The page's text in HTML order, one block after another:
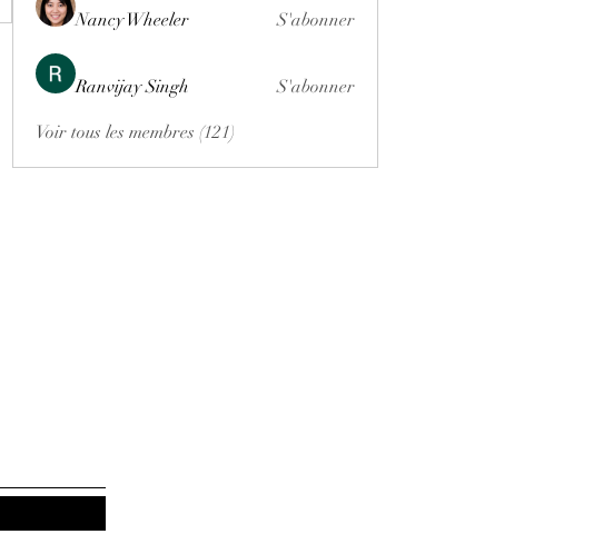
Nancy Wheeler S'abonner
Ranvijay Singh S'abonner
Voir tous les membres (121)